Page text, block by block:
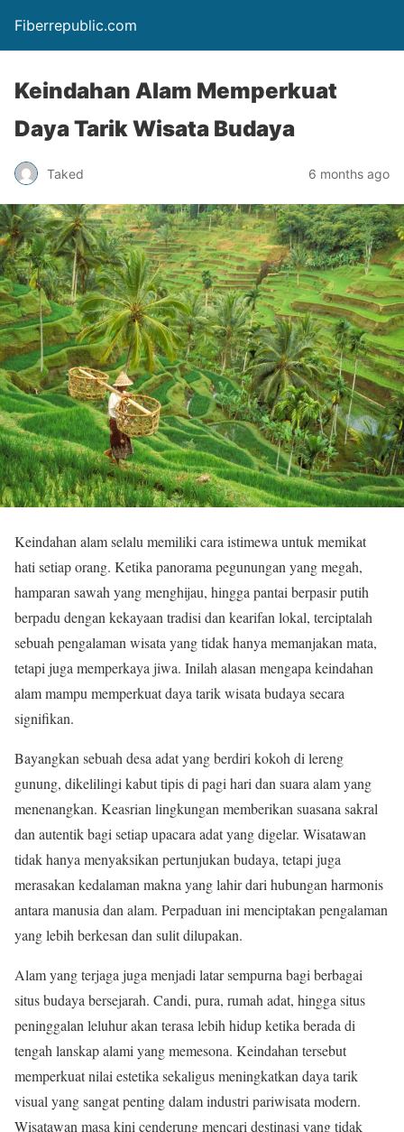
Fiberrepublic.com
Keindahan Alam Memperkuat
Daya Tarik Wisata Budaya
Taked 6 months ago
Keindahan alam selalu memiliki cara istimewa untuk memikat
hati setiap orang. Ketika panorama pegunungan yang megah,
hamparan sawah yang menghijau, hingga pantai berpasir putih
berpadu dengan kekayaan tradisi dan kearifan lokal, terciptalah
sebuah pengalaman wisata yang tidak hanya memanjakan mata,
tetapi juga memperkaya jiwa. Inilah alasan mengapa keindahan
alam mampu memperkuat daya tarik wisata budaya secara
signifikan.
Bayangkan sebuah desa adat yang berdiri kokoh di lereng
gunung, dikelilingi kabut tipis di pagi hari dan suara alam yang
menenangkan. Keasrian lingkungan memberikan suasana sakral
dan autentik bagi setiap upacara adat yang digelar. Wisatawan
tidak hanya menyaksikan pertunjukan budaya, tetapi juga
merasakan kedalaman makna yang lahir dari hubungan harmonis
antara manusia dan alam. Perpaduan ini menciptakan pengalaman
yang lebih berkesan dan sulit dilupakan.
Alam yang terjaga juga menjadi latar sempurna bagi berbagai
situs budaya bersejarah. Candi, pura, rumah adat, hingga situs
peninggalan leluhur akan terasa lebih hidup ketika berada di
tengah lanskap alami yang memesona. Keindahan tersebut
memperkuat nilai estetika sekaligus meningkatkan daya tarik
visual yang sangat penting dalam industri pariwisata modern.
Wisatawan masa kini cenderung mencari destinasi yang tidak